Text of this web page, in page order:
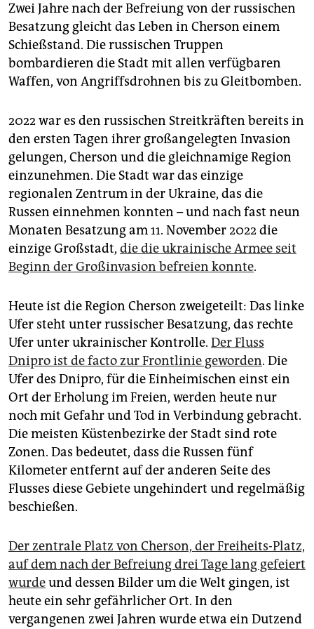
Zwei Jahre nach der Befreiung von der russischen
Besatzung gleicht das Leben in Cherson einem
Schießstand. Die russischen Truppen
bombardieren die Stadt mit allen verfügbaren
Waffen, von Angriffsdrohnen bis zu Gleitbomben.
2022 war es den russischen Streitkräften bereits in
den ersten Tagen ihrer großangelegten Invasion
gelungen, Cherson und die gleichnamige Region
einzunehmen. Die Stadt war das einzige
regionalen Zentrum in der Ukraine, das die
Russen einnehmen konnten – und nach fast neun
Monaten Besatzung am 11. November 2022 die
einzige Großstadt, die die ukrainische Armee seit
Beginn der Großinvasion befreien konnte.
Heute ist die Region Cherson zweigeteilt: Das linke
Ufer steht unter russischer Besatzung, das rechte
Ufer unter ukrainischer Kontrolle. Der Fluss
Dnipro ist de facto zur Frontlinie geworden. Die
Ufer des Dnipro, für die Einheimischen einst ein
Ort der Erholung im Freien, werden heute nur
noch mit Gefahr und Tod in Verbindung gebracht.
Die meisten Küstenbezirke der Stadt sind rote
Zonen. Das bedeutet, dass die Russen fünf
Kilometer entfernt auf der anderen Seite des
Flusses diese Gebiete ungehindert und regelmäßig
beschießen.
Der zentrale Platz von Cherson, der Freiheits-Platz,
auf dem nach der Befreiung drei Tage lang gefeiert
wurdeund dessen Bilder um die Welt gingen, ist
heute ein sehr gefährlicher Ort. In den
vergangenen zwei Jahren wurde etwa ein Dutzend